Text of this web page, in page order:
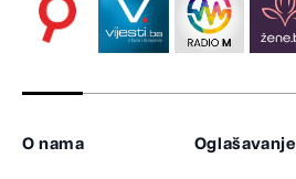
O nama Oglašavanje